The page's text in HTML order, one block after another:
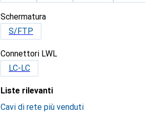
Schermatura
S/FTP
Connettori LWL
LC-LC
Liste rilevanti
Cavi di rete più venduti